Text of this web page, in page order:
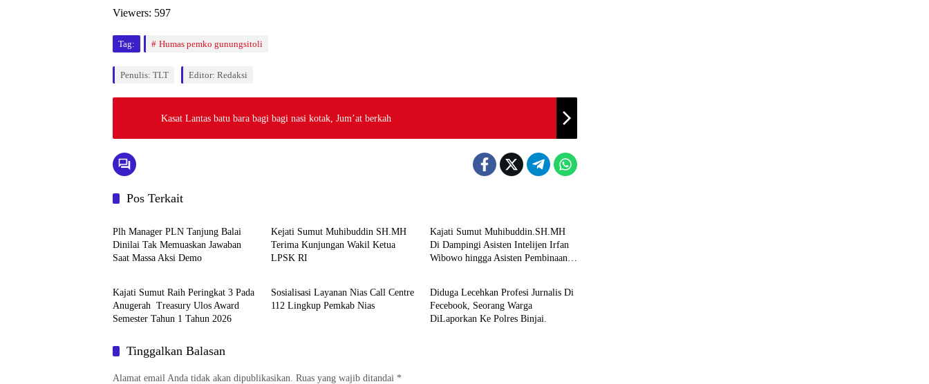
Viewers: 597
Tag: Humas pemko gunungsitoli
Penulis: TLT Editor: Redaksi
Kasat Lantas batu bara bagi bagi nasi kotak, Jum’at berkah
Pos Terkait
Berita
Plh Manager PLN Tanjung Balai
Dinilai Tak Memuaskan Jawaban
Saat Massa Aksi Demo
Kejati Sumut Muhibuddin SH.MH
Terima Kunjungan Wakil Ketua
LPSK RI
Kajati Sumut Muhibuddin.SH.MH
Di Dampingi Asisten Intelijen Irfan
Wibowo hingga Asisten Pembinaan
Kajati Sumut Raih Peringkat 3 Pada
Anugerah Treasury Ulos Award
Semester Tahun 1 Tahun 2026
Sosialisasi Layanan Nias Call Centre
112 Lingkup Pemkab Nias
Diduga Lecehkan Profesi Jurnalis Di
Fecebook, Seorang Warga
DiLaporkan Ke Polres Binjai.
Tinggalkan Balasan
Alamat email Anda tidak akan dipublikasikan. Ruas yang wajib ditandai *